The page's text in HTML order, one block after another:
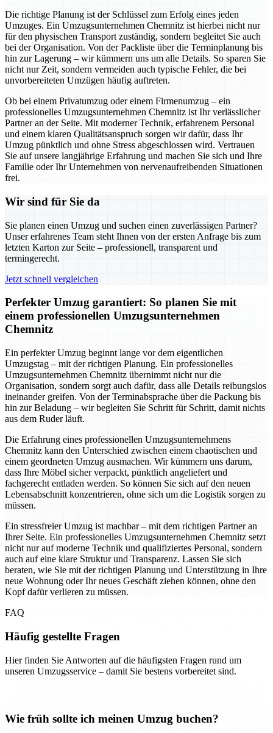
Die richtige Planung ist der Schlüssel zum Erfolg eines jeden
Umzuges. Ein Umzugsunternehmen Chemnitz ist hierbei nicht nur
für den physischen Transport zuständig, sondern begleitet Sie auch
bei der Organisation. Von der Packliste über die Terminplanung bis
hin zur Lagerung – wir kümmern uns um alle Details. So sparen Sie
nicht nur Zeit, sondern vermeiden auch typische Fehler, die bei
unvorbereiteten Umzügen häufig auftreten.
Ob bei einem Privatumzug oder einem Firmenumzug – ein
professionelles Umzugsunternehmen Chemnitz ist Ihr verlässlicher
Partner an der Seite. Mit moderner Technik, erfahrenem Personal
und einem klaren Qualitätsanspruch sorgen wir dafür, dass Ihr
Umzug pünktlich und ohne Stress abgeschlossen wird. Vertrauen
Sie auf unsere langjährige Erfahrung und machen Sie sich und Ihre
Familie oder Ihr Unternehmen von nervenaufreibenden Situationen
frei.
Wir sind für Sie da
Sie planen einen Umzug und suchen einen zuverlässigen Partner?
Unser erfahrenes Team steht Ihnen von der ersten Anfrage bis zum
letzten Karton zur Seite – professionell, transparent und
termingerecht.
Jetzt schnell vergleichen
Perfekter Umzug garantiert: So planen Sie mit
einem professionellen Umzugsunternehmen
Chemnitz
Ein perfekter Umzug beginnt lange vor dem eigentlichen
Umzugstag – mit der richtigen Planung. Ein professionelles
Umzugsunternehmen Chemnitz übernimmt nicht nur die
Organisation, sondern sorgt auch dafür, dass alle Details reibungslos
ineinander greifen. Von der Terminabsprache über die Packung bis
hin zur Beladung – wir begleiten Sie Schritt für Schritt, damit nichts
aus dem Ruder läuft.
Die Erfahrung eines professionellen Umzugsunternehmens
Chemnitz kann den Unterschied zwischen einem chaotischen und
einem geordneten Umzug ausmachen. Wir kümmern uns darum,
dass Ihre Möbel sicher verpackt, pünktlich angeliefert und
fachgerecht entladen werden. So können Sie sich auf den neuen
Lebensabschnitt konzentrieren, ohne sich um die Logistik sorgen zu
müssen.
Ein stressfreier Umzug ist machbar – mit dem richtigen Partner an
Ihrer Seite. Ein professionelles Umzugsunternehmen Chemnitz setzt
nicht nur auf moderne Technik und qualifiziertes Personal, sondern
auch auf eine klare Struktur und Transparenz. Lassen Sie sich
beraten, wie Sie mit der richtigen Planung und Unterstützung in Ihre
neue Wohnung oder Ihr neues Geschäft ziehen können, ohne den
Kopf dafür verlieren zu müssen.
FAQ
Häufig gestellte Fragen
Hier finden Sie Antworten auf die häufigsten Fragen rund um
unseren Umzugsservice – damit Sie bestens vorbereitet sind.
Wie früh sollte ich meinen Umzug buchen?